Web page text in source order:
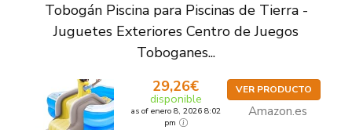
Tobogán Piscina para Piscinas de Tierra -
Juguetes Exteriores Centro de Juegos
Toboganes...
29,26€
disponible
as of enero 8, 2026 8:02
pm
VER PRODUCTO
Amazon.es